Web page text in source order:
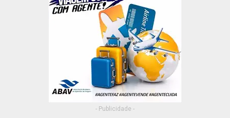
- Publicidade -